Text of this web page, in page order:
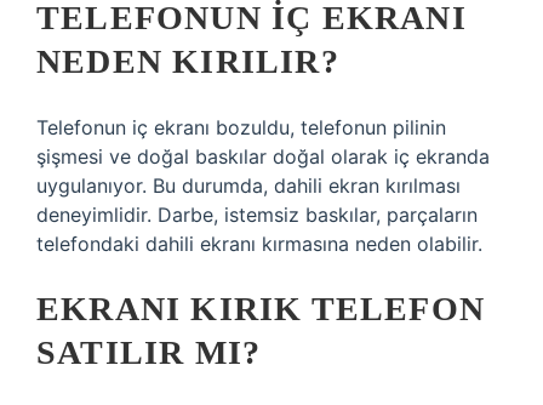
TELEFONUN IÇ EKRANI
NEDEN KIRILIR?
Telefonun iç ekranı bozuldu, telefonun pilinin
şişmesi ve doğal baskılar doğal olarak iç ekranda
uygulanıyor. Bu durumda, dahili ekran kırılması
deneyimlidir. Darbe, istemsiz baskılar, parçaların
telefondaki dahili ekranı kırmasına neden olabilir.
EKRANI KIRIK TELEFON
SATILIR MI?